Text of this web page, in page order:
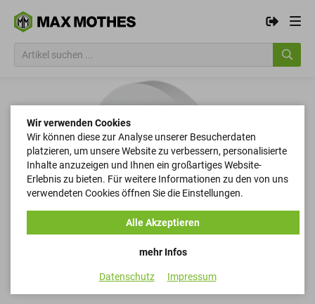
Federringe
Wir verwenden Cookies
Wir können diese zur Analyse unserer Besucherdaten
platzieren, um unsere Website zu verbessern, personalisierte
Inhalte anzuzeigen und Ihnen ein großartiges Website-
Erlebnis zu bieten. Für weitere Informationen zu den von uns
verwendeten Cookies öffnen Sie die Einstellungen.
mehr Infos
Alle Akzeptieren
Datenschutz Impressum